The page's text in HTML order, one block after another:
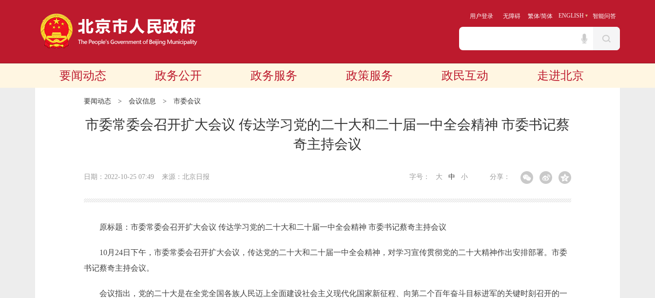
用户登录 无障碍 繁体/简体 ENGLISH 智能问答
要闻动态 政务公开 政务服务 政策服务 政民互动 走进北京
要闻动态 > 会议信息 > 市委会议
市委常委会召开扩大会议 传达学习党的二十大和二十届一中全会精神 市委书记蔡
奇主持会议
日期：2022-10-25 07:49 来源：北京日报 分享：
字号： 大 中 小
原标题：市委常委会召开扩大会议 传达学习党的二十大和二十届一中全会精神 市委书记蔡奇主持会议
10月24日下午，市委常委会召开扩大会议，传达党的二十大和二十届一中全会精神，对学习宣传贯彻党的二十大精神作出安排部署。市委
书记蔡奇主持会议。
会议指出，党的二十大是在全党全国各族人民迈上全面建设社会主义现代化国家新征程、向第二个百年奋斗目标进军的关键时刻召开的一